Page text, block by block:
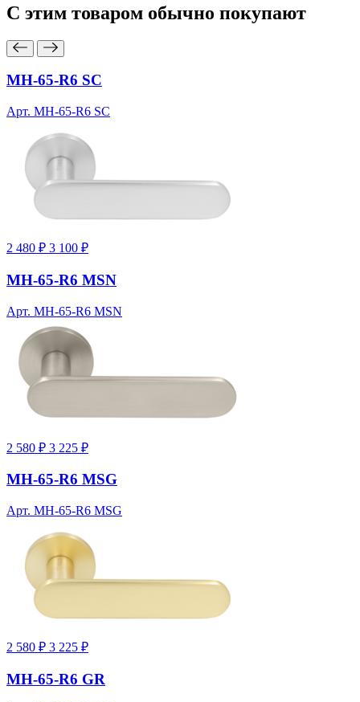
С этим товаром обычно покупают
MH-65-R6 SC
Арт. MH-65-R6 SC
2 480 ₽ 3 100 ₽
MH-65-R6 MSN
Арт. MH-65-R6 MSN
2 580 ₽ 3 225 ₽
MH-65-R6 MSG
Арт. MH-65-R6 MSG
2 580 ₽ 3 225 ₽
MH-65-R6 GR